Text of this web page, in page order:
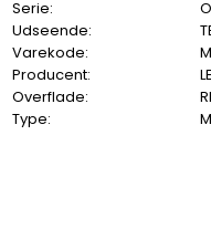
Serie:
Udseende:
Varekode:
Producent:
Overflade:
Type: